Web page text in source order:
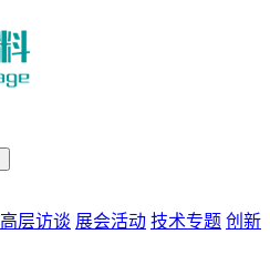
高层访谈 展会活动 技术专题 创新